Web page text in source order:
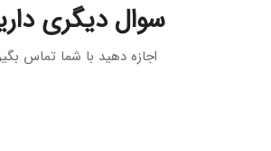
سوال دیگری
اجازه دهید با شما تماس